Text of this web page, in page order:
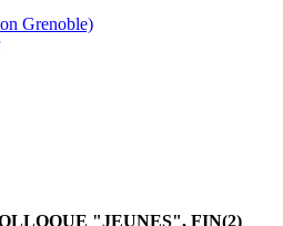
Grenoble)
"JEUNES", FIN(2)